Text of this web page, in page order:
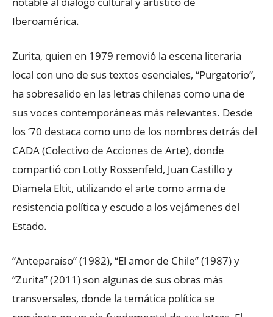
Iberoamérica.
Zurita, quien en 1979 removió la escena literaria
local con uno de sus textos esenciales, “Purgatorio”,
ha sobresalido en las letras chilenas como una de
sus voces contemporáneas más relevantes. Desde
los ‘70 destaca como uno de los nombres detrás del
CADA (Colectivo de Acciones de Arte), donde
compartió con Lotty Rossenfeld, Juan Castillo y
Diamela Eltit, utilizando el arte como arma de
resistencia política y escudo a los vejámenes del
Estado.
“Anteparaíso” (1982), “El amor de Chile” (1987) y
“Zurita” (2011) son algunas de sus obras más
transversales, donde la temática política se